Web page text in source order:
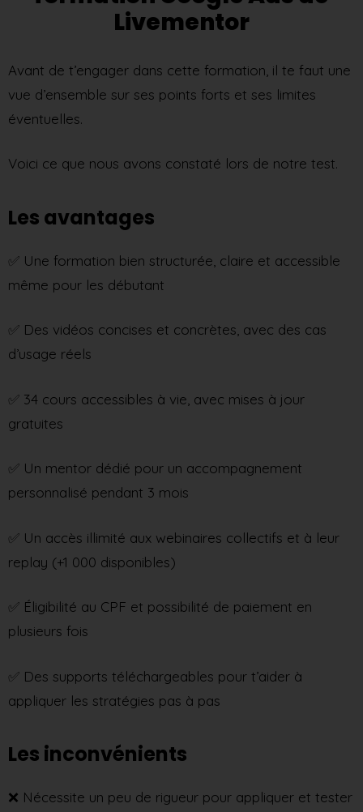
Livementor
Avant de t’engager dans cette formation, il te faut une
vue d’ensemble sur ses points forts et ses limites
éventuelles.
Voici ce que nous avons constaté lors de notre test.
Les avantages
✅ Une formation bien structurée, claire et accessible
même pour les débutant
✅ Des vidéos concises et concrètes, avec des cas
d’usage réels
✅ 34 cours accessibles à vie, avec mises à jour
gratuites
✅ Un mentor dédié pour un accompagnement
personnalisé pendant 3 mois
✅ Un accès illimité aux webinaires collectifs et à leur
replay (+1 000 disponibles)
✅ Éligibilité au CPF et possibilité de paiement en
plusieurs fois
✅ Des supports téléchargeables pour t’aider à
appliquer les stratégies pas à pas
Les inconvénients
❌ Nécessite un peu de rigueur pour appliquer et tester